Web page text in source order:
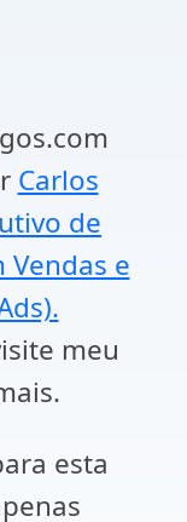
Carlos
de
Vendas e
meu
esta